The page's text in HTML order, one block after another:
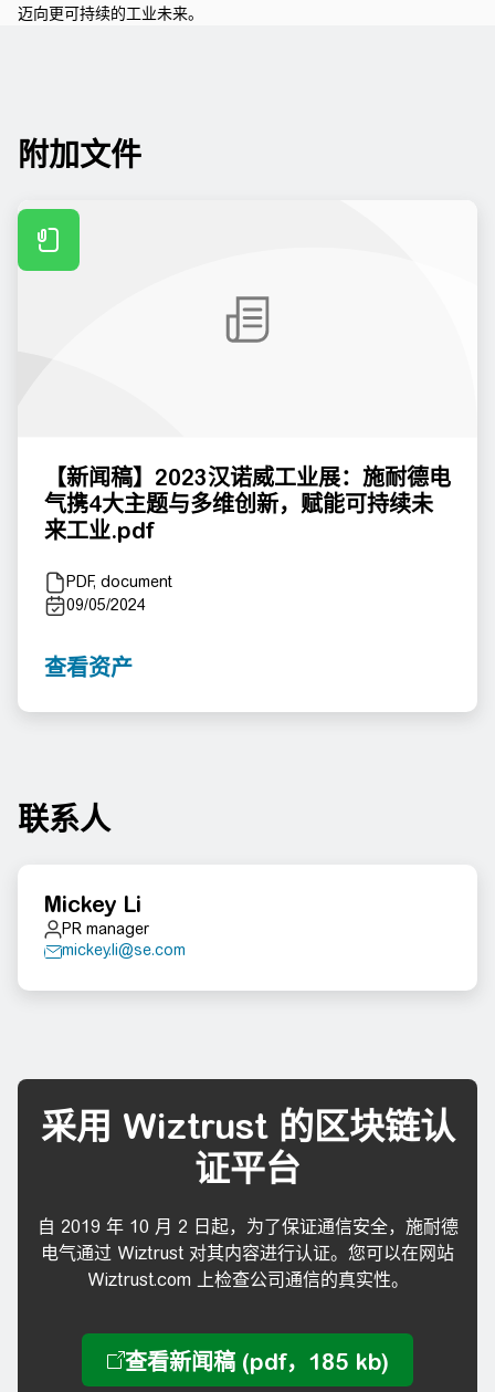
迈向更可持续的工业未来。
附加文件
【新闻稿】2023汉诺威工业展：施耐德电
气携4大主题与多维创新，赋能可持续未
来工业.pdf
PDF, document
09/05/2024
查看资产
联系人
Mickey Li
PR manager
mickey.li@se.com
采用 Wiztrust 的区块链认
证平台
自 2019 年 10 月 2 日起，为了保证通信安全，施耐德
电气通过 Wiztrust 对其内容进行认证。您可以在网站
Wiztrust.com 上检查公司通信的真实性。